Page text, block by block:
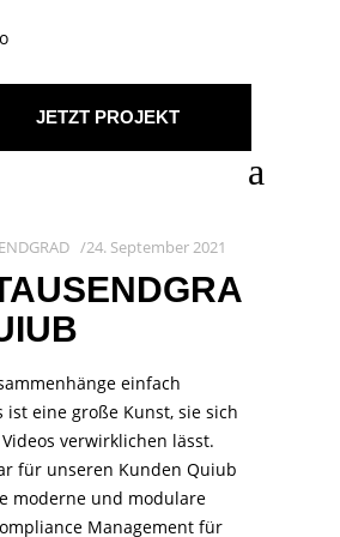
JETZT PROJEKT
24. September 2021
einfach
ist eine große Kunst, sie sich
verwirklichen lässt.
für unseren Kunden Quiub
moderne und modulare
Management für